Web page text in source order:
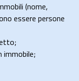
(nome,
essere persone
immobile;